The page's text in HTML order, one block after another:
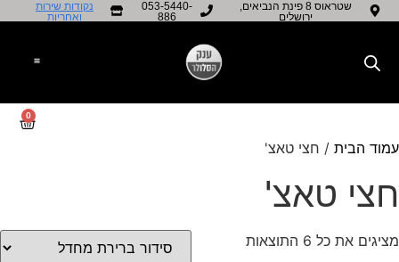
שטראוס 8 פינת הנביאים,
ירושלים
053-5440-
886
נקודות שירות
ואחריות​
0
הבית/ חצי טאצ'
טאצ'
את כל ⁦6⁩ התוצאות